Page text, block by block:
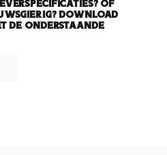
Of
Download
de onderstaande